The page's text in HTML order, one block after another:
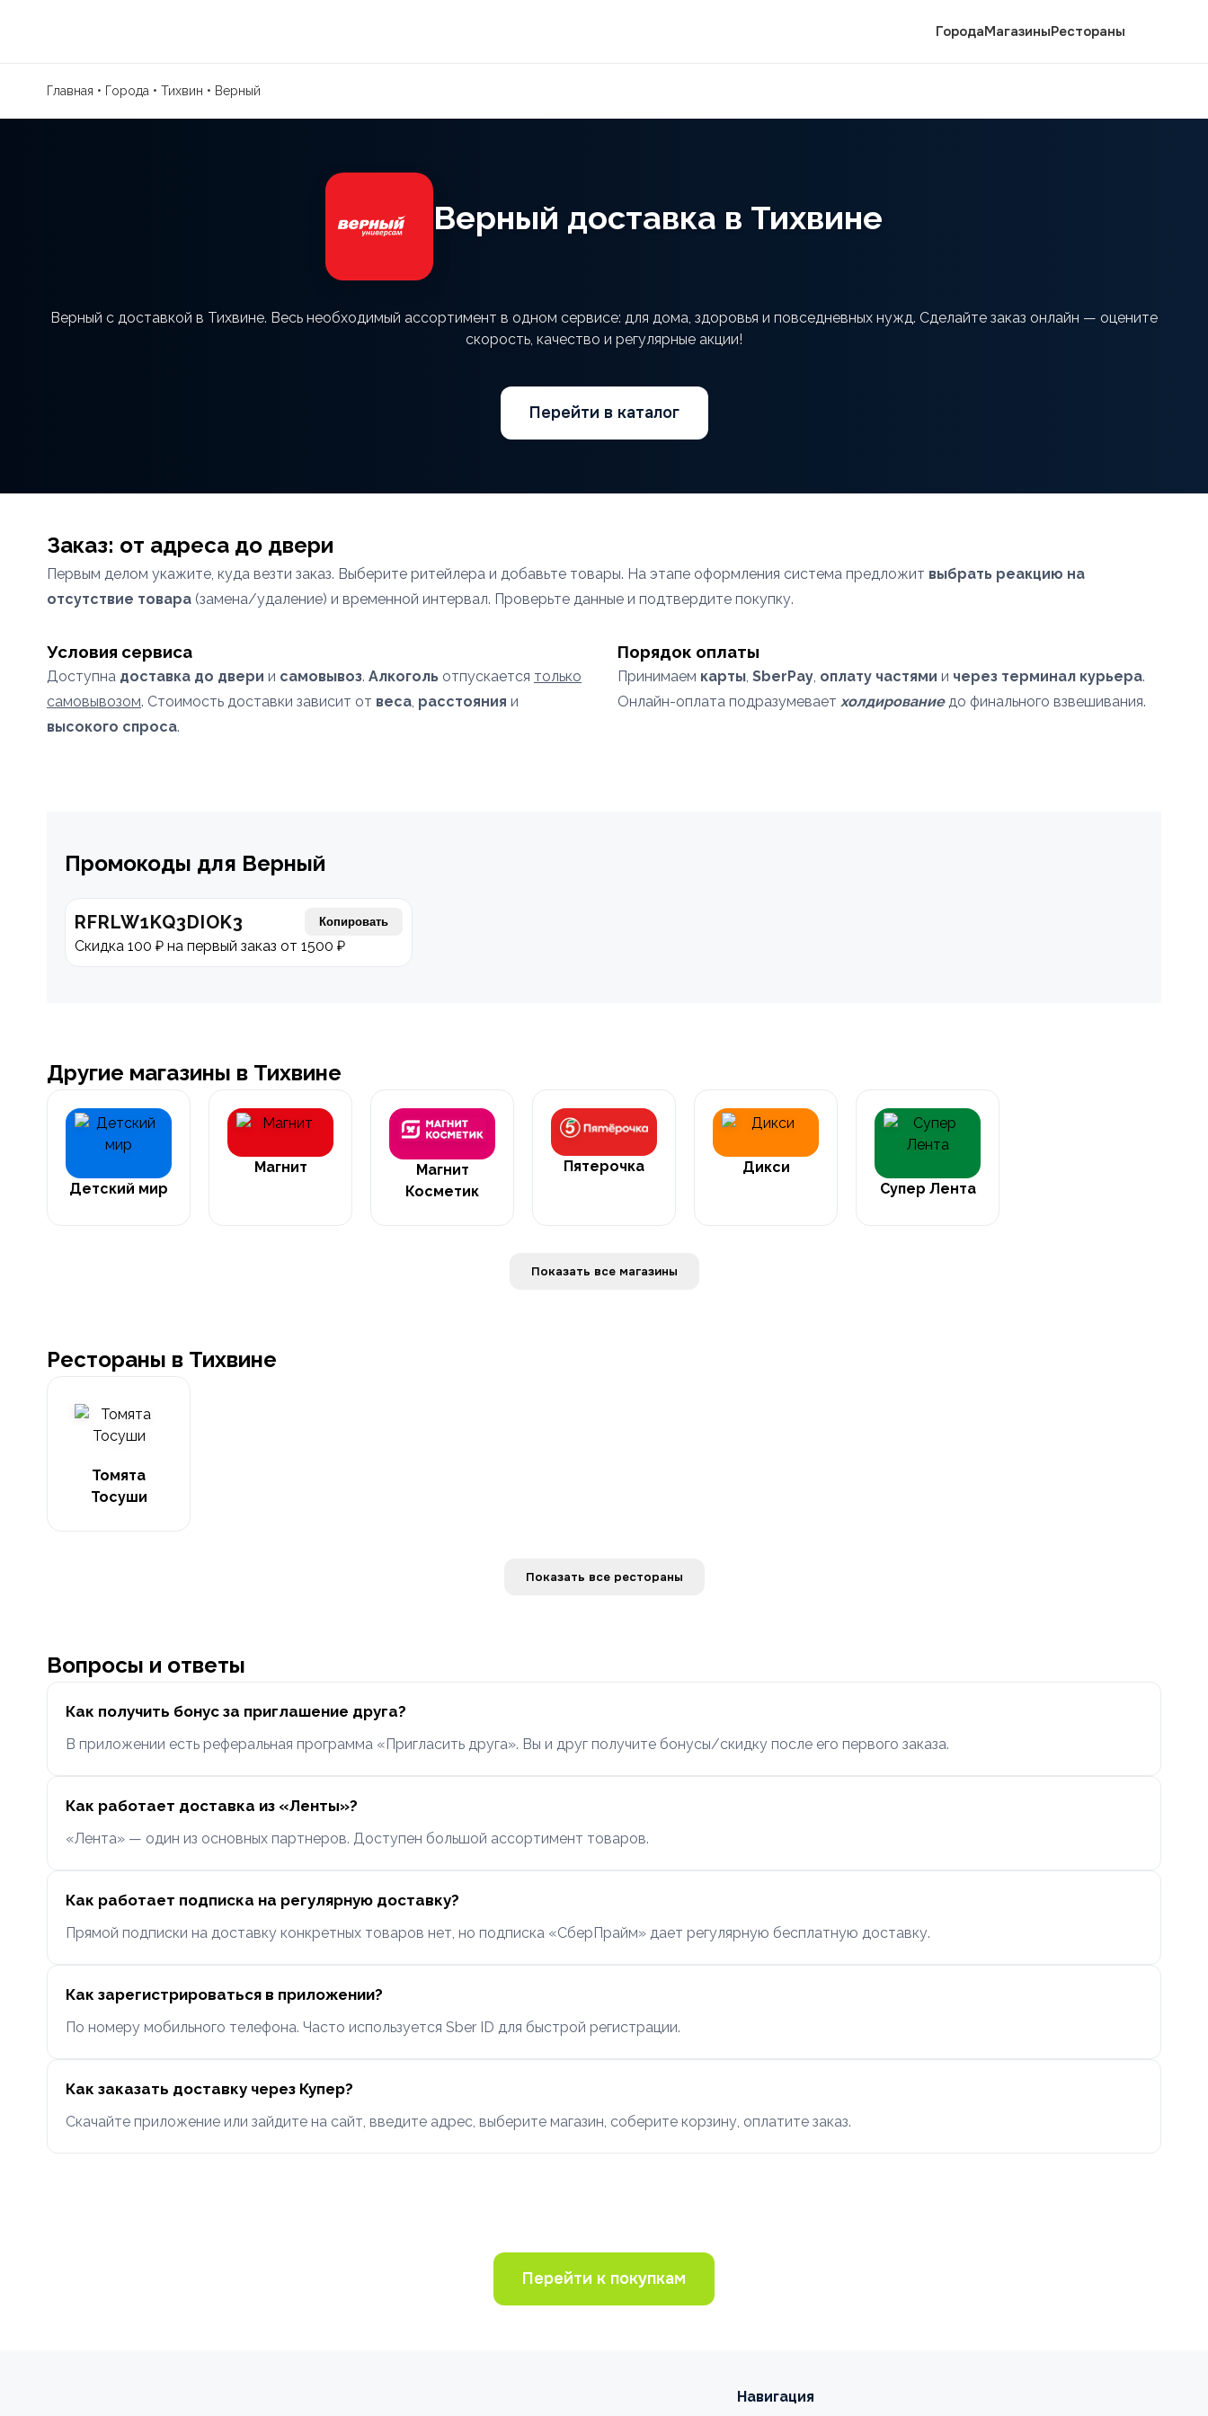
ГородаМагазиныРестораны
Главная • Города • Тихвин • Верный
Верный доставка в Тихвине
Верный с доставкой в Тихвине. Весь необходимый ассортимент в одном сервисе: для дома, здоровья и повседневных нужд. Сделайте заказ онлайн — оцените
скорость, качество и регулярные акции!
Перейти в каталог
Заказ: от адреса до двери
Первым делом укажите, куда везти заказ. Выберите ритейлера и добавьте товары. На этапе оформления система предложит выбрать реакцию на
отсутствие товара (замена/удаление) и временной интервал. Проверьте данные и подтвердите покупку.
Условия сервиса
Доступна доставка до двери и самовывоз. Алкоголь отпускается только
самовывозом. Стоимость доставки зависит от веса, расстояния и
высокого спроса.
Порядок оплаты
Принимаем карты, SberPay, оплату частями и через терминал курьера.
Онлайн-оплата подразумевает холдированиедо финального взвешивания.
Промокоды для Верный
RFRLW1KQ3DIOK3 Копировать
Скидка 100 ₽ на первый заказ от 1500 ₽
Другие магазины в Тихвине
Детский мир
Магнит
Магнит
Косметик
Пятерочка
Дикси
Супер Лента
Показать все магазины
Рестораны в Тихвине
Томята
Тосуши
Показать все рестораны
Вопросы и ответы
Как получить бонус за приглашение друга?
В приложении есть реферальная программа «Пригласить друга». Вы и друг получите бонусы/скидку после его первого заказа.
Как работает доставка из «Ленты»?
«Лента» — один из основных партнеров. Доступен большой ассортимент товаров.
Как работает подписка на регулярную доставку?
Прямой подписки на доставку конкретных товаров нет, но подписка «СберПрайм» дает регулярную бесплатную доставку.
Как зарегистрироваться в приложении?
По номеру мобильного телефона. Часто используется Sber ID для быстрой регистрации.
Как заказать доставку через Купер?
Скачайте приложение или зайдите на сайт, введите адрес, выберите магазин, соберите корзину, оплатите заказ.
Перейти к покупкам
Навигация